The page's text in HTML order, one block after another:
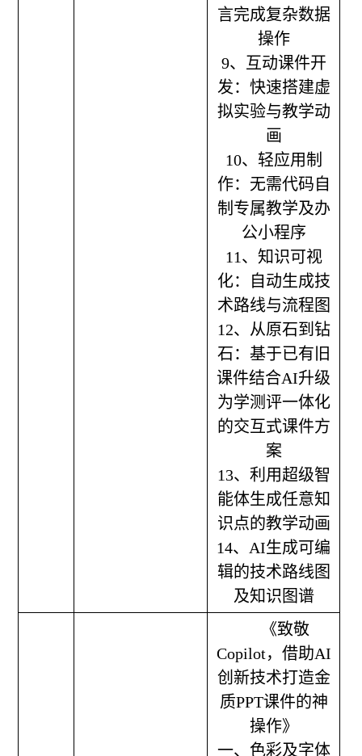
言完成复杂数据
操作
9、互动课件开
发：快速搭建虚
拟实验与教学动
画
10、轻应用制
作：无需代码自
制专属教学及办
公小程序
11、知识可视
化：自动生成技
术路线与流程图
12、从原石到钻
石：基于已有旧
课件结合AI升级
为学测评一体化
的交互式课件方
案
13、利用超级智
能体生成任意知
识点的教学动画
14、AI生成可编
辑的技术路线图
及知识图谱
《致敬
Copilot，借助AI
创新技术打造金
质PPT课件的神
操作》
一、色彩及字体